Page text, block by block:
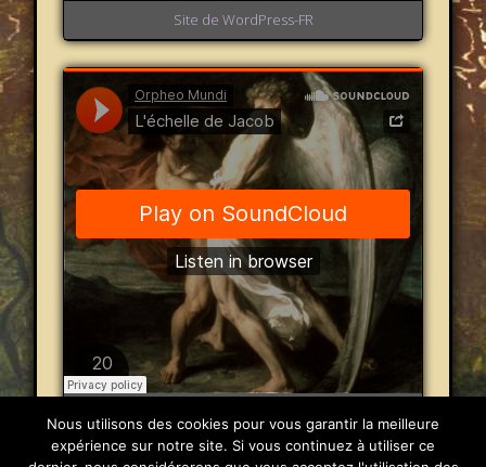
Site de WordPress-FR
Nous utilisons des cookies pour vous garantir la meilleure
expérience sur notre site. Si vous continuez à utiliser ce